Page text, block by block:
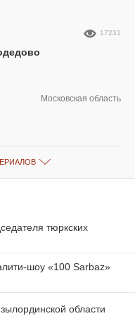
17231
Московская область
тюркских
шоу «100 Sarbaz»
области